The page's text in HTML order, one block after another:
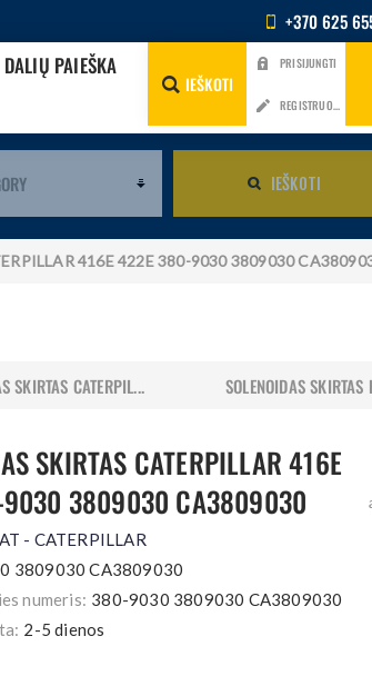
+370 625
DALIŲ PAIEŠKA
IEŠKOTI
PRISIJUNGTI
REGISTRUOTIS
IEŠKOTI
416E 422E 380-9030 3809030
SKIRTAS CATERPIL... SOLENOIDAS SKIRTAS
SKIRTAS CATERPILLAR 416E
3809030 CA3809030
- CATERPILLAR
3809030 CA3809030
numeris: 380-9030 3809030 CA3809030
2-5 dienos